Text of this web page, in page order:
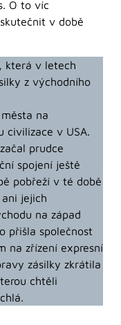
O to víc
v době
která v letech
z východního
na
v USA.
prudce
spojení ještě
pobřeží v té době
jejich
na západ
přišla společnost
na zřízení expresní
zásilky zkrátila
chtěli